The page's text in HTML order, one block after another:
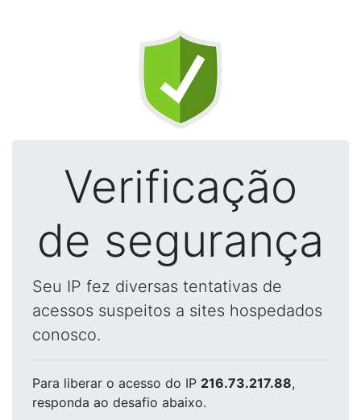
Verificação
de segurança
Seu IP fez diversas tentativas de
acessos suspeitos a sites hospedados
conosco.
Para liberar o acesso do IP 216.73.217.88,
responda ao desafio abaixo.